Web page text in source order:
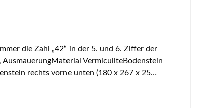
die Zahl „42“ in der 5. und 6. Ziffer der
VermiculiteBodenstein
rechts vorne unten (180 x 267 x 25